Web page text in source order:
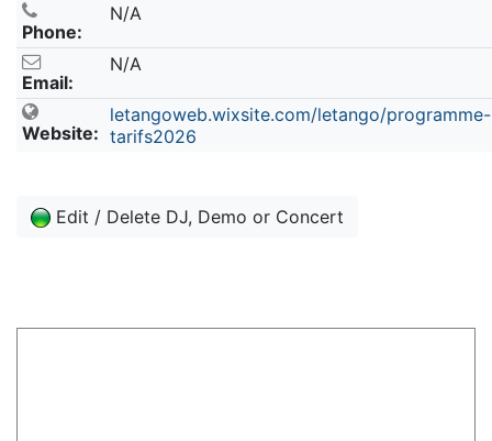
Phone:
N/A
Email:
N/A
Website:
letangoweb.wixsite.com/letango/programme-
tarifs2026
Edit / Delete DJ, Demo or Concert